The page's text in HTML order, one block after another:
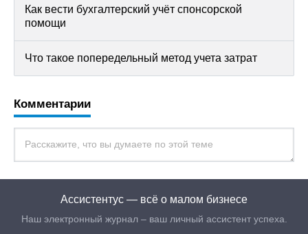
Как вести бухгалтерский учёт спонсорской
помощи
Что такое попередельный метод учета затрат
Комментарии
Ассистентус — всё о малом бизнесе
Наш электронный журнал – ваш личный ассистент успеха.